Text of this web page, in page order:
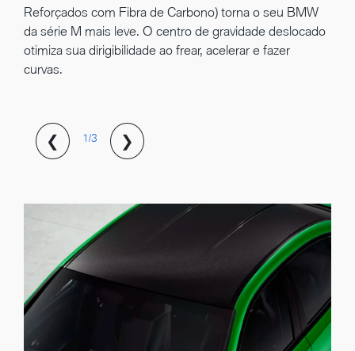
Reforçados com Fibra de Carbono) torna o seu BMW
da série M mais leve. O centro de gravidade deslocado
otimiza sua dirigibilidade ao frear, acelerar e fazer
curvas.
❮ 1/3 ❯